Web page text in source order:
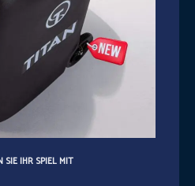
SIE IHR SPIEL MIT